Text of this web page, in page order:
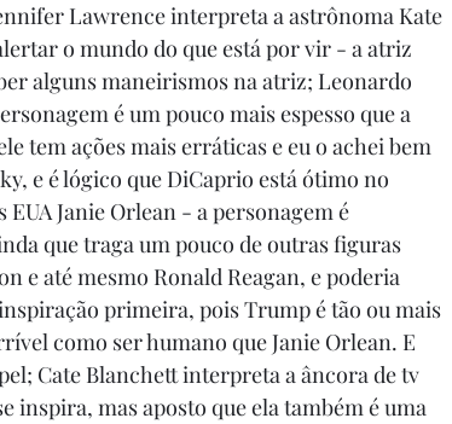
Lawrence interpreta a astrônoma Kate
o mundo do que está por vir - a atriz
alguns maneirismos na atriz; Leonardo
é um pouco mais espesso que a
tem ações mais erráticas e eu o achei bem
e é lógico que DiCaprio está ótimo no
Janie Orlean - a personagem é
que traga um pouco de outras figuras
e até mesmo Ronald Reagan, e poderia
primeira, pois Trump é tão ou mais
como ser humano que Janie Orlean. E
Cate Blanchett interpreta a âncora de tv
inspira, mas aposto que ela também é uma